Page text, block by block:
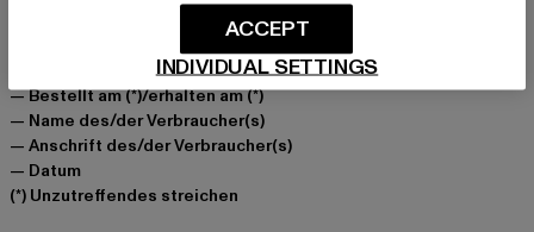
Hiermit widerrufe(n) ich/wir (*) den von mir/uns (*)
— Bestellt am (*)/erhalten am (*)
— Name des/der Verbraucher(s)
— Anschrift des/der Verbraucher(s)
— Datum
(*) Unzutreffendes streichen
INDIVIDUAL SETTINGS
ACCEPT